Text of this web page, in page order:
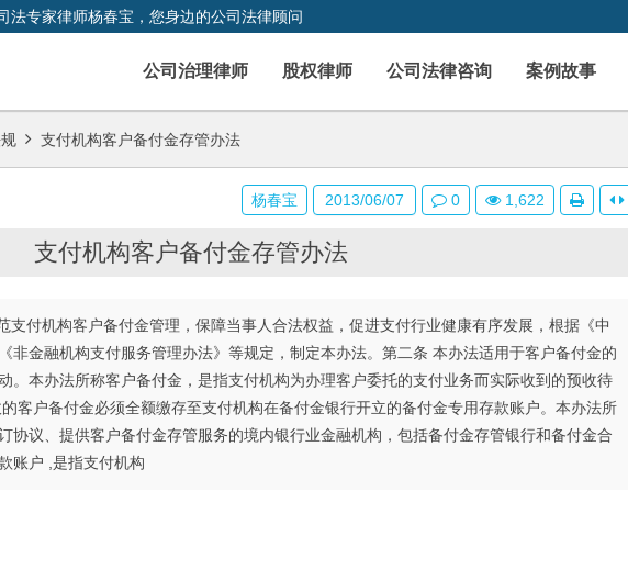
法专家律师杨春宝，您身边的公司法律顾问
公司治理律师 股权律师 公司法律咨询 案例故事
支付机构客户备付金存管办法
支付机构客户备付金存管办法
支付机构客户备付金管理，保障当事人合法权益，促进支付行业健康有序发展，根据《中
非金融机构支付服务管理办法》等规定，制定本办法。第二条 本办法适用于客户备付金的
。本办法所称客户备付金，是指支付机构为办理客户委托的支付业务而实际收到的预收待
客户备付金必须全额缴存至支付机构在备付金银行开立的备付金专用存款账户。本办法所
协议、提供客户备付金存管服务的境内银行业金融机构，包括备付金存管银行和备付金合
账户 ,是指支付机构
杨春宝 2013/06/07 0 1,622